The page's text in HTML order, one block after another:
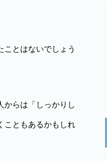
とはないでしょう
らは「しっかりし
こともあるかもしれ